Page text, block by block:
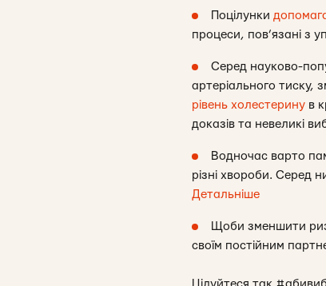
Поцілунки
процеси, пов’язані з
Серед науково-
артеріального тиску,
рівень холестерину в
доказів та невеликі
Водночас варто
різні хвороби. Серед
Детальніше
Щоби зменшити
своїм постійним